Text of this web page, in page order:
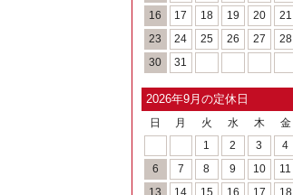
16
17 18 19 20 21
23
24 25 26 27 28
30
31
2026年9月の定休日
日 月 火 水 木 金
1
2 3 4
6
7 8 9 10 11
13
14 15 16 17 18